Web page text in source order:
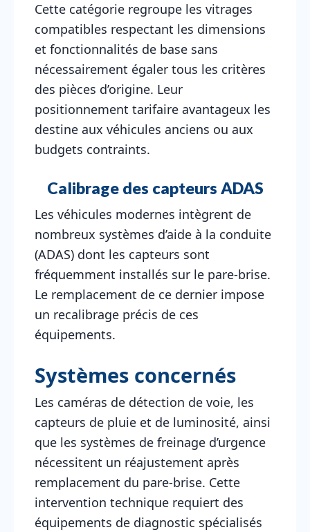
Cette catégorie regroupe les vitrages
compatibles respectant les dimensions
et fonctionnalités de base sans
nécessairement égaler tous les critères
des pièces d’origine. Leur
positionnement tarifaire avantageux les
destine aux véhicules anciens ou aux
budgets contraints.
Calibrage des capteurs ADAS
Les véhicules modernes intègrent de
nombreux systèmes d’aide à la conduite
(ADAS) dont les capteurs sont
fréquemment installés sur le pare-brise.
Le remplacement de ce dernier impose
un recalibrage précis de ces
équipements.
Systèmes concernés
Les caméras de détection de voie, les
capteurs de pluie et de luminosité, ainsi
que les systèmes de freinage d’urgence
nécessitent un réajustement après
remplacement du pare-brise. Cette
intervention technique requiert des
équipements de diagnostic spécialisés